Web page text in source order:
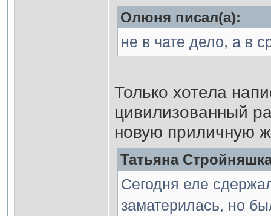
Олюня писал(а):
не в чате дело, а в
Только хотела
цивилизованный
новую приличную
Татьяна
Сегодня еле
заматерилась, но